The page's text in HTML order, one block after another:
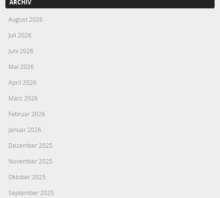
ARCHIV
August 2026
Juli 2026
Juni 2026
Mai 2026
April 2026
März 2026
Februar 2026
Januar 2026
Dezember 2025
November 2025
Oktober 2025
September 2025